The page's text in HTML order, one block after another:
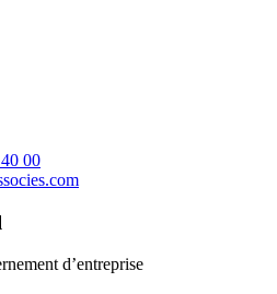
00
d’entreprise